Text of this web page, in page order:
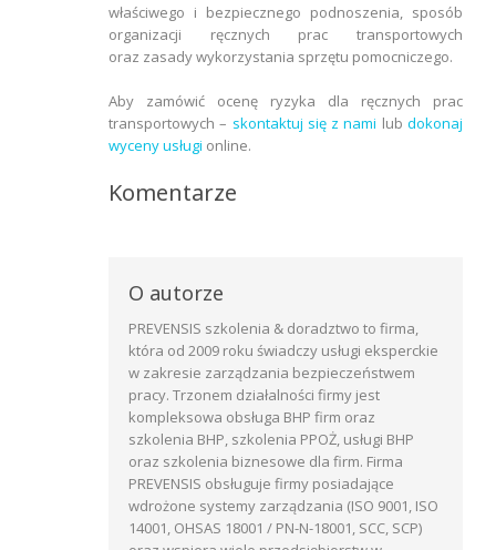
właściwego i bezpiecznego podnoszenia, sposób
organizacji ręcznych prac transportowych
oraz zasady wykorzystania sprzętu pomocniczego.
Aby zamówić ocenę ryzyka dla ręcznych prac
transportowych – skontaktuj się z nami lubdokonaj
wyceny usługi online.
Komentarze
O autorze
PREVENSIS szkolenia & doradztwo to firma,
która od 2009 roku świadczy usługi eksperckie
w zakresie zarządzania bezpieczeństwem
pracy. Trzonem działalności firmy jest
kompleksowa obsługa BHP firm oraz
szkolenia BHP, szkolenia PPOŻ, usługi BHP
oraz szkolenia biznesowe dla firm. Firma
PREVENSIS obsługuje firmy posiadające
wdrożone systemy zarządzania (ISO 9001, ISO
14001, OHSAS 18001 / PN-N-18001, SCC, SCP)